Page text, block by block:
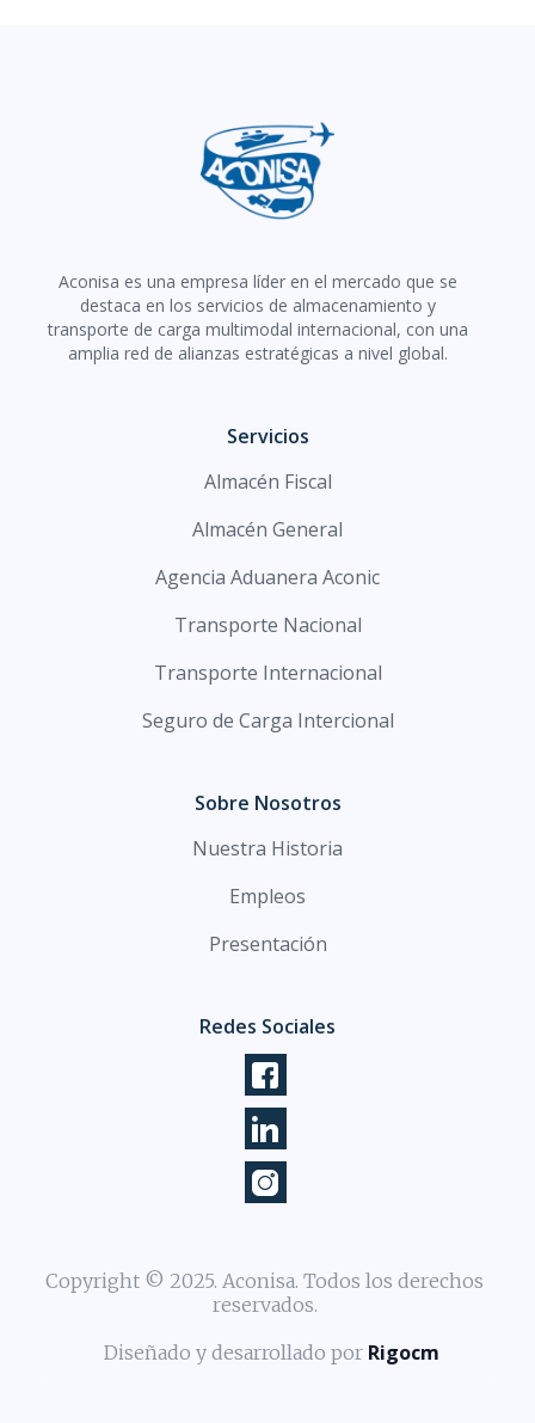
Aconisa es una empresa líder en el mercado que se
destaca en los servicios de almacenamiento y
transporte de carga multimodal internacional, con una
amplia red de alianzas estratégicas a nivel global.
Servicios
Almacén Fiscal
Almacén General
Agencia Aduanera Aconic
Transporte Nacional
Transporte Internacional
Seguro de Carga Intercional
Sobre Nosotros
Nuestra Historia
Empleos
Presentación
Redes Sociales
Copyright © 2025. Aconisa. Todos los derechos
reservados.
Diseñado y desarrollado por Rigocm